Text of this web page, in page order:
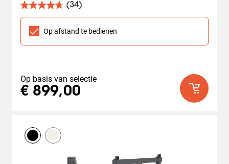
(34)
4.8
van
sterren.
Op afstand te bedienen
Op basis van selectie
€ 899,00